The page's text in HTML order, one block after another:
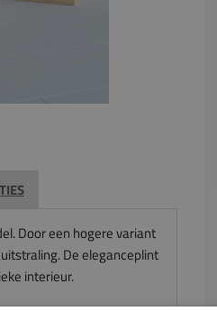
Door een hogere variant
De eleganceplint
interieur.